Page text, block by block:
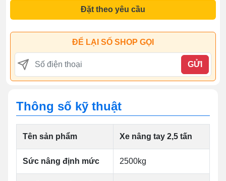
Đặt theo yêu cầu
ĐỂ LẠI SỐ SHOP GỌI
GỬI
Thông số kỹ thuật
Tên sản phẩm Xe nâng tay 2,5 tấn
Sức nâng định mức 2500kg